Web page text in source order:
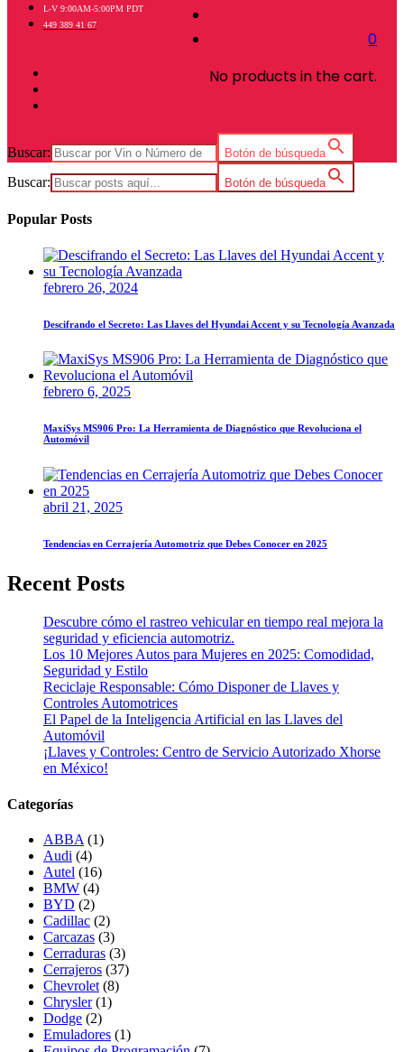
0
No products in the cart.
L-V 9:00AM-5:00PM PDT
449 389 41 67
Buscar: Botón de búsqueda
Buscar: Botón de búsqueda
Popular Posts
febrero 26, 2024
Descifrando el Secreto: Las Llaves del Hyundai Accent y su Tecnología Avanzada
febrero 6, 2025
MaxiSys MS906 Pro: La Herramienta de Diagnóstico que Revoluciona el
Automóvil
abril 21, 2025
Tendencias en Cerrajería Automotriz que Debes Conocer en 2025
Recent Posts
Descubre cómo el rastreo vehicular en tiempo real mejora la
seguridad y eficiencia automotriz.
Los 10 Mejores Autos para Mujeres en 2025: Comodidad,
Seguridad y Estilo
Reciclaje Responsable: Cómo Disponer de Llaves y
Controles Automotrices
El Papel de la Inteligencia Artificial en las Llaves del
Automóvil
¡Llaves y Controles: Centro de Servicio Autorizado Xhorse
en México!
Categorías
ABBA (1)
Audi (4)
Autel (16)
BMW (4)
BYD (2)
Cadillac (2)
Carcazas (3)
Cerraduras (3)
Cerrajeros (37)
Chevrolet (8)
Chrysler (1)
Dodge (2)
Emuladores (1)